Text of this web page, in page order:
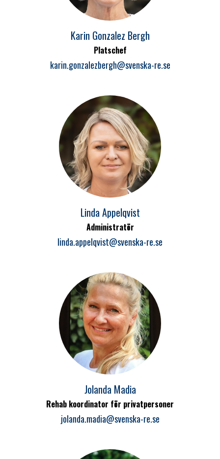
Karin Gonzalez Bergh
Platschef
karin.gonzalezbergh@svenska-re.se
Linda Appelqvist
Administratör
linda.appelqvist@svenska-re.se
Jolanda Madia
Rehab koordinator för privatpersoner
jolanda.madia@svenska-re.se